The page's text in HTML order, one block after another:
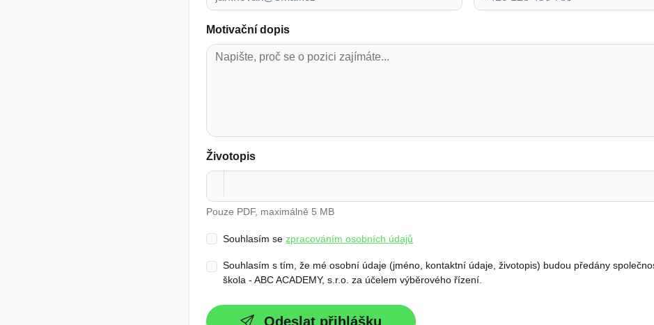
Motivační dopis
Životopis
Pouze PDF, maximálně 5 MB
Souhlasím se zpracováním osobních údajů
Souhlasím s tím, že mé osobní údaje (jméno, kontaktní údaje, životopis) budou předány
škola - ABC ACADEMY, s.r.o. za účelem výběrového řízení.
Odeslat přihlášku